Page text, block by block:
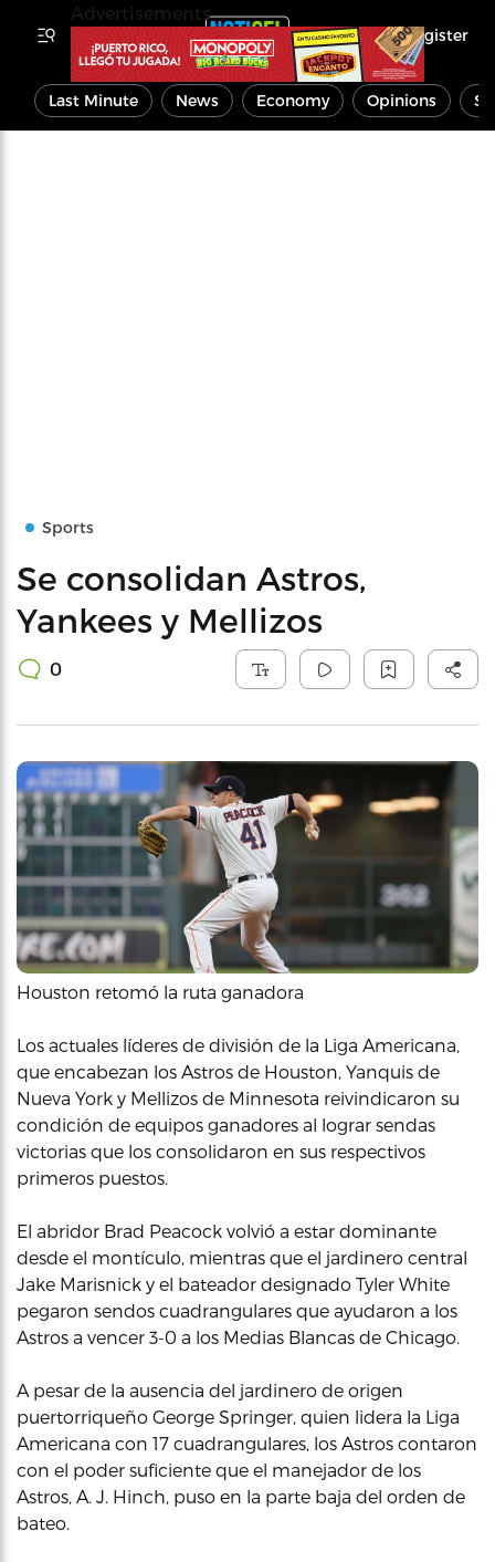
Register
Last Minute News Economy Opinions
Sports
Se consolidan Astros,
Yankees y Mellizos
0
Houston retomó la ruta ganadora
Los actuales líderes de división de la Liga Americana,
que encabezan los Astros de Houston, Yanquis de
Nueva York y Mellizos de Minnesota reivindicaron su
condición de equipos ganadores al lograr sendas
victorias que los consolidaron en sus respectivos
primeros puestos.
El abridor Brad Peacock volvió a estar dominante
desde el montículo, mientras que el jardinero central
Jake Marisnick y el bateador designado Tyler White
pegaron sendos cuadrangulares que ayudaron a los
Astros a vencer 3-0 a los Medias Blancas de Chicago.
A pesar de la ausencia del jardinero de origen
puertorriqueño George Springer, quien lidera la Liga
Americana con 17 cuadrangulares, los Astros contaron
con el poder suficiente que el manejador de los
Astros, A. J. Hinch, puso en la parte baja del orden de
bateo.
Advertisements